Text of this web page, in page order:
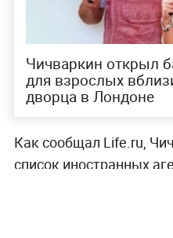
Чичваркин открыл
для взрослых
дворца в Лондоне
Как сообщал Life.ru,
список иностранных